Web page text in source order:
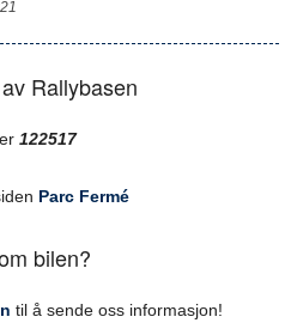
Rallybasen
122517
Parc Fermé
bilen?
til å sende oss informasjon!